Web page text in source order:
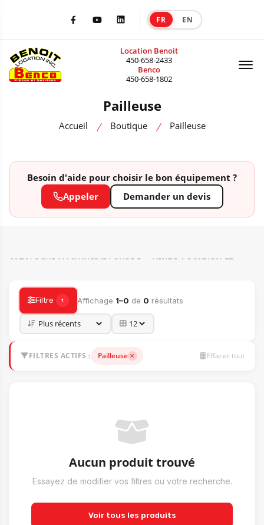
FacebookYoutubeLinkedIn FR EN
Location Benoit
450-658-2433
Benco
450-658-1802
Pailleuse
Accueil Boutique Pailleuse
Besoin d'aide pour choisir le bon équipement ?
Appeler
Demander un devis
CATALOGUE MACHINERIE LOURDE — VENTE, LOCATION ET
Filtre 1 Affichage 1–0 de 0 résultats
FILTRES ACTIFS : Pailleuse Effacer tout
Aucun produit trouvé
Essayez de modifier vos filtres ou votre recherche.
Voir tous les produits